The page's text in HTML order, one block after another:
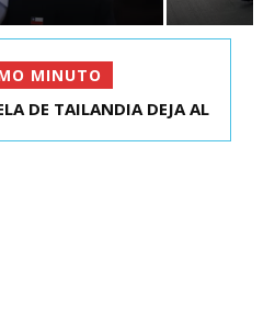
MINUTO
REQUIERE AHORA ES HACER
DE TAILANDIA DEJA AL